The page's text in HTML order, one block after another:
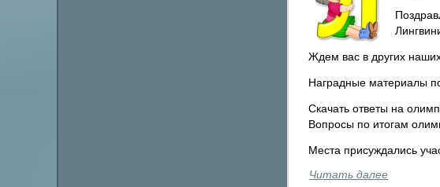
Ждем вас в других
Наградные материалы
Скачать ответы на
Вопросы по итогам
Места присуждались
Читать далее